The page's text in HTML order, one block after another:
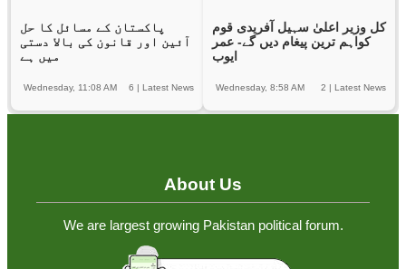
پاکستان کے مسائل کا حل
آئین اور قانون کی بالا دستی
میں ہے
6 | Latest News
Wednesday, 11:08 AM
کل وزیر اعلیٰ سہیل آفریدی قوم
کواہم ترین پیغام دیں گے- عمر
ایوب
2 | Latest News
Wednesday, 8:58 AM
About Us
We are largest growing Pakistan political forum.